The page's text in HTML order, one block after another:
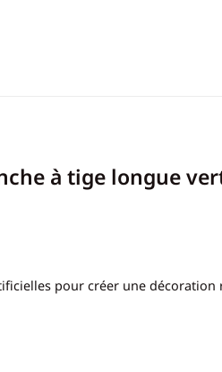
à tige longue
pour créer une décoration